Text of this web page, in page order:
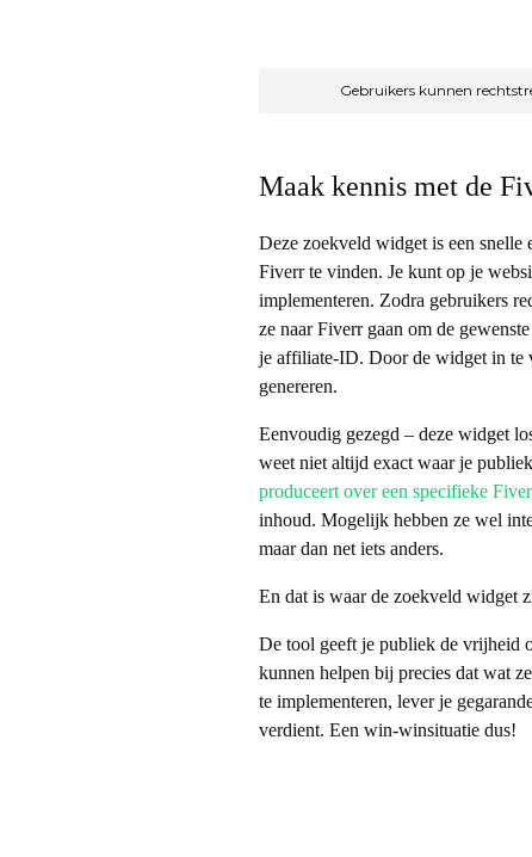
e
n
t
e
r
e
n
w
i
Gebruikers kunnen
Maak kennis met de
Deze zoekveld widget is een
Fiverr te vinden. Je kunt op je
implementeren. Zodra gebruikers
ze naar Fiverr gaan om de
je affiliate-ID. Door de widget in te
genereren.
Eenvoudig gezegd – deze widget
weet niet altijd exact waar je
produceert over een specifieke
inhoud. Mogelijk hebben ze wel
maar dan net iets anders.
En dat is waar de zoekveld widget
De tool geeft je publiek de vrijheid
kunnen helpen bij precies dat wat
te implementeren, lever je
verdient. Een win-winsituatie dus!